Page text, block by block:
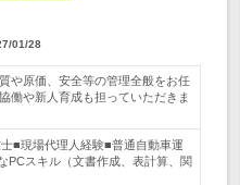
01/28
や原価、安全等の管理全般をお任
働や新人育成も担っていただきま
■現場代理人経験■普通自動車運
PCスキル（文書作成、表計算、関